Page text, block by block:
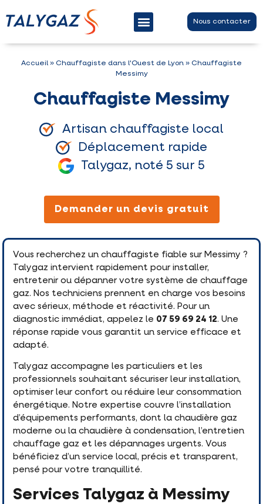
Nous contacter
Accueil » Chauffagiste dans l'Ouest de Lyon » Chauffagiste
Messimy
Chauffagiste Messimy
Artisan chauffagiste local
Déplacement rapide
Talygaz, noté 5 sur 5
Demander un devis gratuit
Vous recherchez un chauffagiste fiable sur Messimy ?
Talygaz intervient rapidement pour installer,
entretenir ou dépanner votre système de chauffage
gaz. Nos techniciens prennent en charge vos besoins
avec sérieux, méthode et réactivité. Pour un
diagnostic immédiat, appelez le 07 59 69 24 12. Une
réponse rapide vous garantit un service efficace et
adapté.
Talygaz accompagne les particuliers et les
professionnels souhaitant sécuriser leur installation,
optimiser leur confort ou réduire leur consommation
énergétique. Notre expertise couvre l’installation
d’équipements performants, dont la chaudière gaz
moderne ou la chaudière à condensation, l’entretien
chauffage gaz et les dépannages urgents. Vous
bénéficiez d’un service local, précis et transparent,
pensé pour votre tranquillité.
Services Talygaz à Messimy